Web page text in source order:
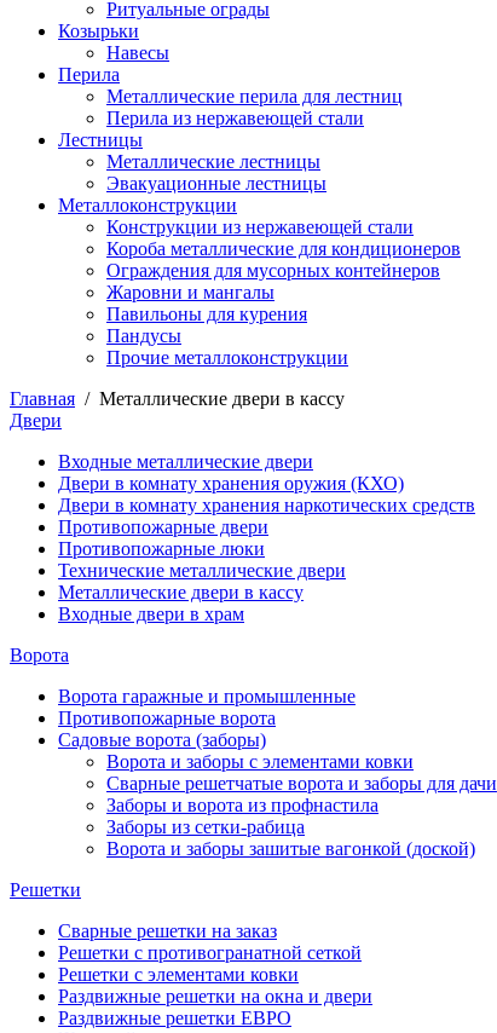
Ритуальные ограды
Козырьки
Навесы
Перила
Металлические перила для лестниц
Перила из нержавеющей стали
Лестницы
Металлические лестницы
Эвакуационные лестницы
Металлоконструкции
Конструкции из нержавеющей стали
Короба металлические для кондиционеров
Ограждения для мусорных контейнеров
Жаровни и мангалы
Павильоны для курения
Пандусы
Прочие металлоконструкции
Главная / Металлические двери в кассу
Двери
Входные металлические двери
Двери в комнату хранения оружия (КХО)
Двери в комнату хранения наркотических средств
Противопожарные двери
Противопожарные люки
Технические металлические двери
Металлические двери в кассу
Входные двери в храм
Ворота
Ворота гаражные и промышленные
Противопожарные ворота
Садовые ворота (заборы)
Ворота и заборы с элементами ковки
Сварные решетчатые ворота и заборы для дачи
Заборы и ворота из профнастила
Заборы из сетки-рабица
Ворота и заборы зашитые вагонкой (доской)
Решетки
Сварные решетки на заказ
Решетки с противогранатной сеткой
Решетки с элементами ковки
Раздвижные решетки на окна и двери
Раздвижные решетки ЕВРО